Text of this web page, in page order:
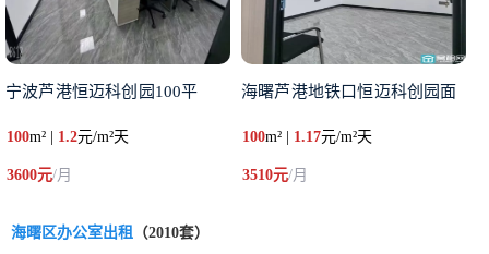
宁波芦港恒迈科创园100平
100m² | 1.2元/m²天
3600元/月
海曙芦港地铁口恒迈科创园面
100m² | 1.17元/m²天
3510元/月
海曙区办公室出租 （2010套）